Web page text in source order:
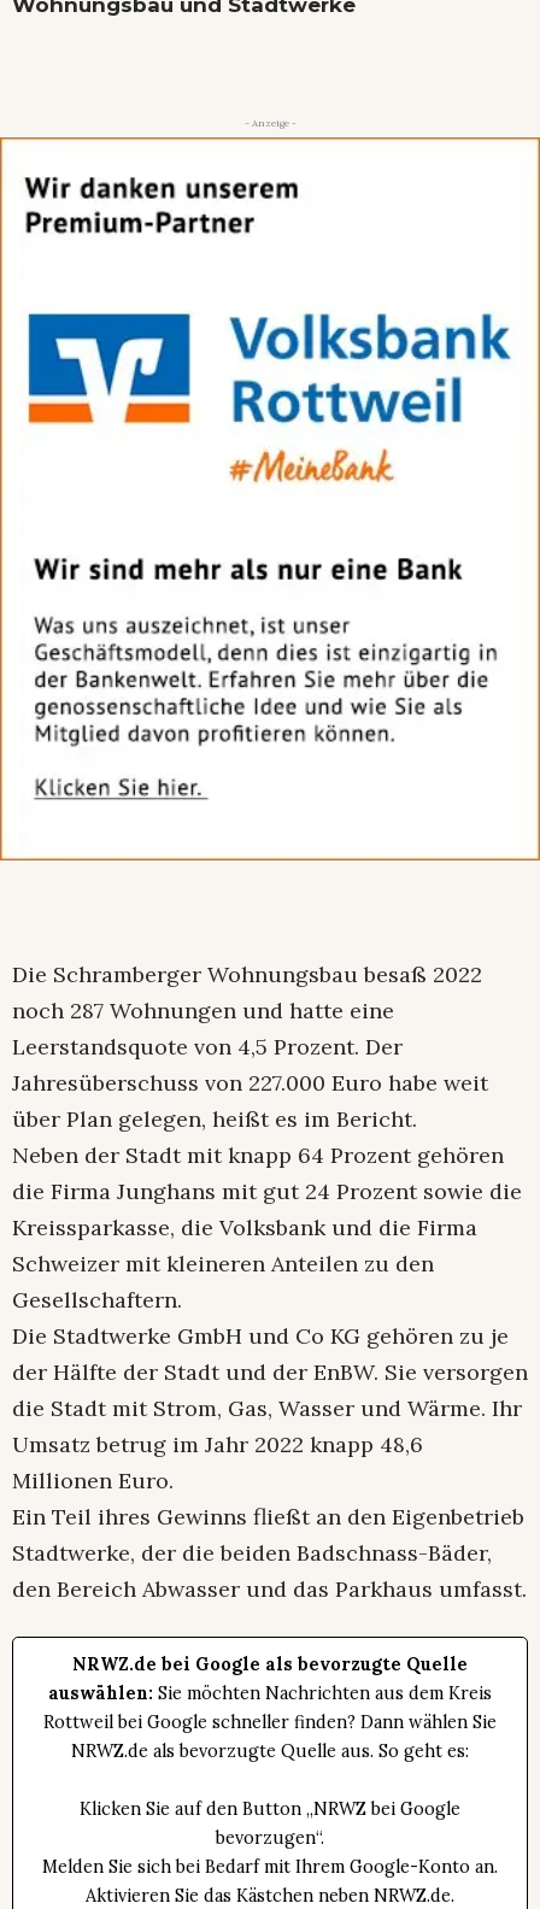
Wohnungsbau und Stadtwerke
- Anzeige -
Die Schramberger Wohnungsbau besaß 2022
noch 287 Wohnungen und hatte eine
Leerstandsquote von 4,5 Prozent. Der
Jahresüberschuss von 227.000 Euro habe weit
über Plan gelegen, heißt es im Bericht.
Neben der Stadt mit knapp 64 Prozent gehören
die Firma Junghans mit gut 24 Prozent sowie die
Kreissparkasse, die Volksbank und die Firma
Schweizer mit kleineren Anteilen zu den
Gesellschaftern.
Die Stadtwerke GmbH und Co KG gehören zu je
der Hälfte der Stadt und der EnBW. Sie versorgen
die Stadt mit Strom, Gas, Wasser und Wärme. Ihr
Umsatz betrug im Jahr 2022 knapp 48,6
Millionen Euro.
Ein Teil ihres Gewinns fließt an den Eigenbetrieb
Stadtwerke, der die beiden Badschnass-Bäder,
den Bereich Abwasser und das Parkhaus umfasst.
NRWZ.de bei Google als bevorzugte Quelle
auswählen: Sie möchten Nachrichten aus dem Kreis
Rottweil bei Google schneller finden? Dann wählen Sie
NRWZ.de als bevorzugte Quelle aus. So geht es:
Klicken Sie auf den Button „NRWZ bei Google
bevorzugen“.
Melden Sie sich bei Bedarf mit Ihrem Google-Konto an.
Aktivieren Sie das Kästchen neben NRWZ.de.